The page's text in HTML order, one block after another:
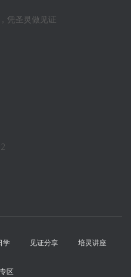
凭圣灵做见证
学 见证分享 培灵讲座
区